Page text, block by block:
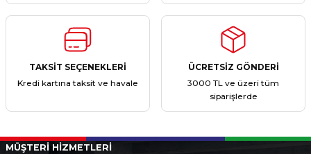
TAKSİT SEÇENEKLERİ
Kredi kartına taksit ve havale
ÜCRETSİZ GÖNDERİ
3000 TL ve üzeri tüm
siparişlerde
MÜŞTERİ HİZMETLERİ